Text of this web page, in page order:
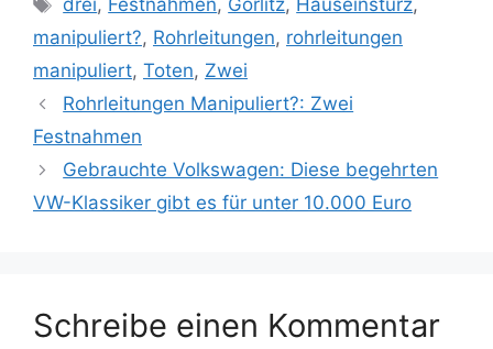
drei, Festnahmen, Görlitz, Hauseinsturz,
manipuliert?, Rohrleitungen, rohrleitungen
manipuliert, Toten, Zwei
Rohrleitungen Manipuliert?: Zwei
Festnahmen
Gebrauchte Volkswagen: Diese begehrten
VW-Klassiker gibt es für unter 10.000 Euro
Schreibe einen Kommentar